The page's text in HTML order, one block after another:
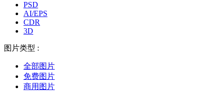
PSD
AI/EPS
CDR
3D
图片类型 :
全部图片
免费图片
商用图片